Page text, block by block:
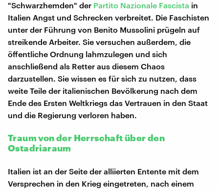
"Schwarzhemden" der Partito Nazionale Fascista in
Italien Angst und Schrecken verbreitet. Die Faschisten
unter der Führung von Benito Mussolini prügeln auf
streikende Arbeiter. Sie versuchen außerdem, die
öffentliche Ordnung lahmzulegen und sich
anschließend als Retter aus diesem Chaos
darzustellen. Sie wissen es für sich zu nutzen, dass
weite Teile der italienischen Bevölkerung nach dem
Ende des Ersten Weltkriegs das Vertrauen in den Staat
und die Regierung verloren haben.
Traum von der Herrschaft über den
Ostadriaraum
Italien ist an der Seite der alliierten Entente mit dem
Versprechen in den Krieg eingetreten, nach einem